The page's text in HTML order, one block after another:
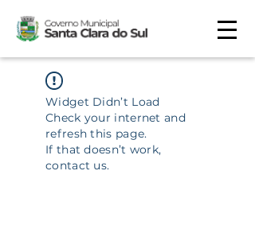
Widget Didn’t Load
Check your internet and
refresh this page.
If that doesn’t work,
contact us.